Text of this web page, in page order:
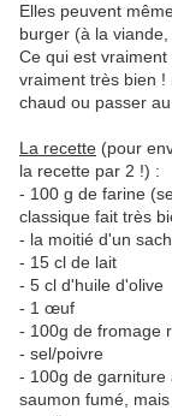
Elles peuvent
burger (à la
Ce qui est
vraiment très bien
chaud ou passer
La recette (pour
la recette par 2 !) :
- 100 g de farine
classique fait très
- la moitié d'un
- 15 cl de lait
- 5 cl d'huile d'olive
- 1 œuf
- 100g de fromage
- sel/poivre
- 100g de garniture
saumon fumé,